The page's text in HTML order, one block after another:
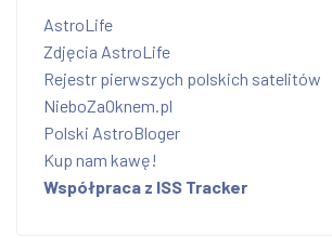
AstroLife
Zdjęcia AstroLife
Rejestr pierwszych polskich satelitów
NieboZaOknem.pl
Polski AstroBloger
Kup nam kawę!
Współpraca z ISS Tracker